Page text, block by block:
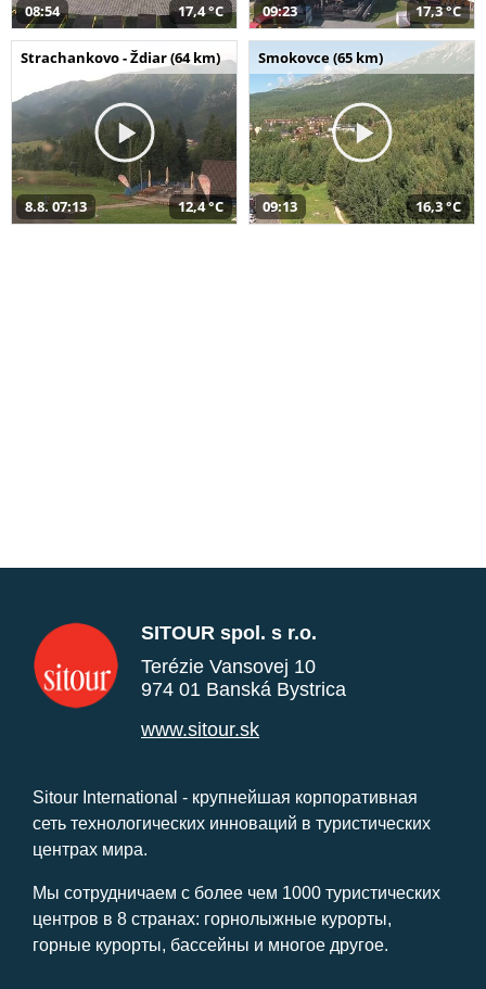
08:54 17,4 °C 09:23 17,3 °C
Strachankovo - Ždiar (64 km)
8.8. 07:13 12,4 °C
Smokovce (65 km)
09:13 16,3 °C
SITOUR spol. s r.o.
Terézie Vansovej 10
974 01 Banská Bystrica
www.sitour.sk
Sitour International - крупнейшая корпоративная
сеть технологических инноваций в туристических
центрах мира.
Мы сотрудничаем с более чем 1000 туристических
центров в 8 странах: горнолыжные курорты,
горные курорты, бассейны и многое другое.